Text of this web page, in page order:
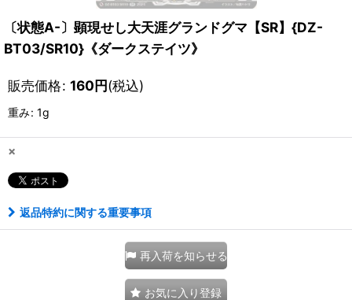
〔状態A-〕顕現せし大天涯グランドグマ【SR】{DZ-
BT03/SR10}《ダークステイツ》
販売価格: 160円(税込)
重み: 1g
×
返品特約に関する重要事項
再入荷を知らせる
お気に入り登録